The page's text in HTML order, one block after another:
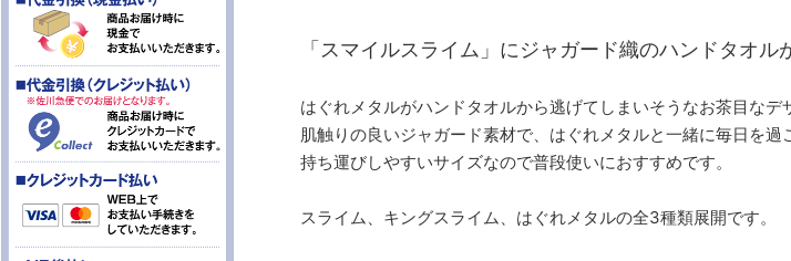
「スマイルスライム」にジャガード織のハンドタオル
はぐれメタルがハンドタオルから逃げてしまいそうなお茶目なデ
肌触りの良いジャガード素材で、はぐれメタルと一緒に毎日を過
持ち運びしやすいサイズなので普段使いにおすすめです。
スライム、キングスライム、はぐれメタルの全3種類展開です。